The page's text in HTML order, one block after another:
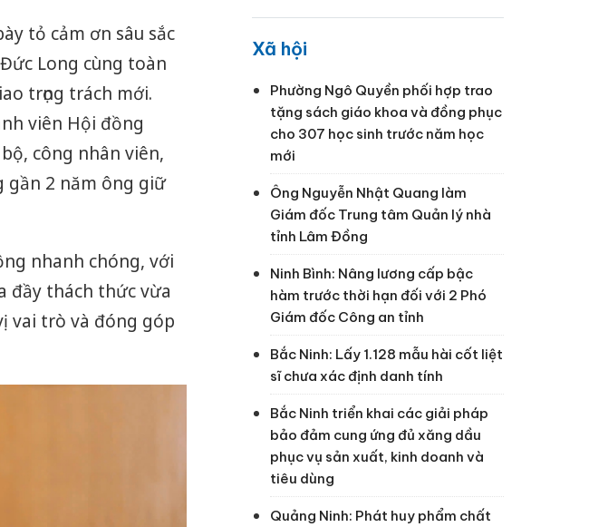
tỏ cảm ơn sâu sắc
Long cùng toàn
trọng trách mới.
viên Hội đồng
công nhân viên,
gần 2 năm ông giữ
nhanh chóng, với
đầy thách thức vừa
vai trò và đóng góp
Xã hội
Phường Ngô Quyền phối hợp trao
tặng sách giáo khoa và đồng phục
cho 307 học sinh trước năm học
mới
Ông Nguyễn Nhật Quang làm
Giám đốc Trung tâm Quản lý nhà
tỉnh Lâm Đồng
Ninh Bình: Nâng lương cấp bậc
hàm trước thời hạn đối với 2 Phó
Giám đốc Công an tỉnh
Bắc Ninh: Lấy 1.128 mẫu hài cốt liệt
sĩ chưa xác định danh tính
Bắc Ninh triển khai các giải pháp
bảo đảm cung ứng đủ xăng dầu
phục vụ sản xuất, kinh doanh và
tiêu dùng
Quảng Ninh: Phát huy phẩm chất